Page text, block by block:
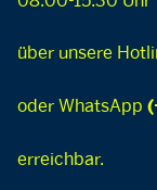
über unsere
oder WhatsApp
erreichbar.